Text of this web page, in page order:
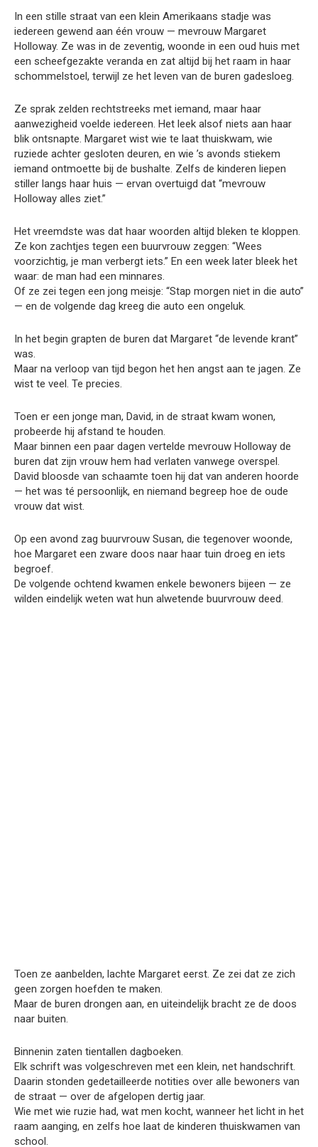
In een stille straat van een klein Amerikaans stadje was
iedereen gewend aan één vrouw — mevrouw Margaret
Holloway. Ze was in de zeventig, woonde in een oud huis met
een scheefgezakte veranda en zat altijd bij het raam in haar
schommelstoel, terwijl ze het leven van de buren gadesloeg.
Ze sprak zelden rechtstreeks met iemand, maar haar
aanwezigheid voelde iedereen. Het leek alsof niets aan haar
blik ontsnapte. Margaret wist wie te laat thuiskwam, wie
ruziede achter gesloten deuren, en wie ’s avonds stiekem
iemand ontmoette bij de bushalte. Zelfs de kinderen liepen
stiller langs haar huis — ervan overtuigd dat “mevrouw
Holloway alles ziet.”
Het vreemdste was dat haar woorden altijd bleken te kloppen.
Ze kon zachtjes tegen een buurvrouw zeggen: “Wees
voorzichtig, je man verbergt iets.” En een week later bleek het
waar: de man had een minnares.
Of ze zei tegen een jong meisje: “Stap morgen niet in die auto”
— en de volgende dag kreeg die auto een ongeluk.
In het begin grapten de buren dat Margaret “de levende krant”
was.
Maar na verloop van tijd begon het hen angst aan te jagen. Ze
wist te veel. Te precies.
Toen er een jonge man, David, in de straat kwam wonen,
probeerde hij afstand te houden.
Maar binnen een paar dagen vertelde mevrouw Holloway de
buren dat zijn vrouw hem had verlaten vanwege overspel.
David bloosde van schaamte toen hij dat van anderen hoorde
— het was té persoonlijk, en niemand begreep hoe de oude
vrouw dat wist.
Op een avond zag buurvrouw Susan, die tegenover woonde,
hoe Margaret een zware doos naar haar tuin droeg en iets
begroef.
De volgende ochtend kwamen enkele bewoners bijeen — ze
wilden eindelijk weten wat hun alwetende buurvrouw deed.
Toen ze aanbelden, lachte Margaret eerst. Ze zei dat ze zich
geen zorgen hoefden te maken.
Maar de buren drongen aan, en uiteindelijk bracht ze de doos
naar buiten.
Binnenin zaten tientallen dagboeken.
Elk schrift was volgeschreven met een klein, net handschrift.
Daarin stonden gedetailleerde notities over alle bewoners van
de straat — over de afgelopen dertig jaar.
Wie met wie ruzie had, wat men kocht, wanneer het licht in het
raam aanging, en zelfs hoe laat de kinderen thuiskwamen van
school.